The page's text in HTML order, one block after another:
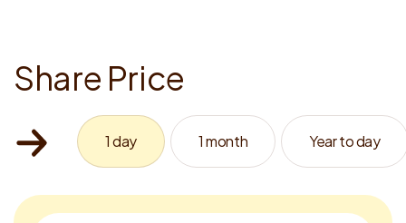
Share Price
1 day 1 month Year to day